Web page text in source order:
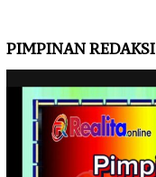
PIMPINAN REDAKSI